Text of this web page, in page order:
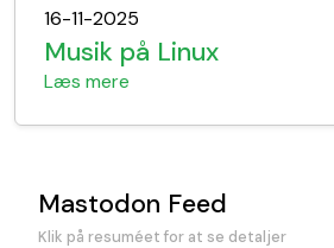
16-11-2025
Musik på Linux
Læs mere
Mastodon Feed
Klik på resuméet for at se detaljer